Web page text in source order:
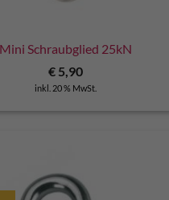
Mini Schraubglied 25kN
€5,90
inkl. 20 % MwSt.